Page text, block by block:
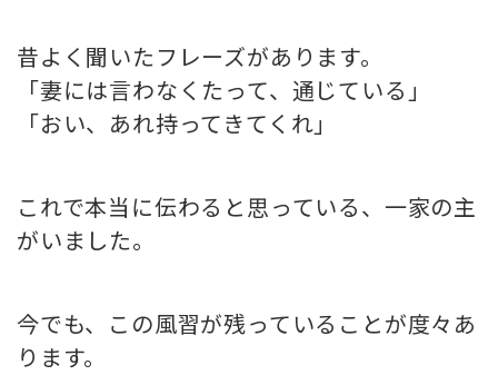
昔よく聞いたフレーズがあります。
「妻には言わなくたって、通じている」
「おい、あれ持ってきてくれ」
これで本当に伝わると思っている、一家の主
がいました。
今でも、この風習が残っていることが度々あ
ります。